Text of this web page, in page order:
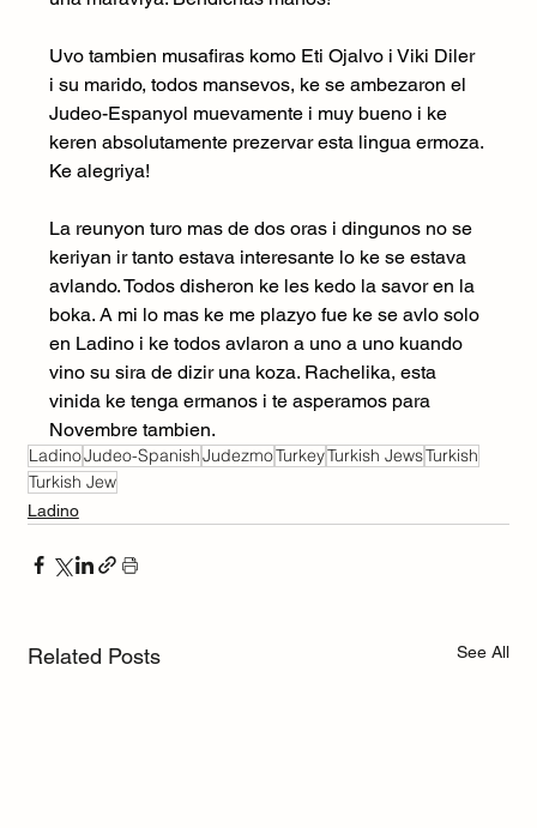
Uvo tambien musafiras komo Eti Ojalvo i Viki Diler
i su marido, todos mansevos, ke se ambezaron el
Judeo-Espanyol muevamente i muy bueno i ke
keren absolutamente prezervar esta lingua ermoza.
Ke alegriya!
La reunyon turo mas de dos oras i dingunos no se
keriyan ir tanto estava interesante lo ke se estava
avlando. Todos disheron ke les kedo la savor en la
boka. A mi lo mas ke me plazyo fue ke se avlo solo
en Ladino i ke todos avlaron a uno a uno kuando
vino su sira de dizir una koza. Rachelika, esta
vinida ke tenga ermanos i te asperamos para
Novembre tambien.
LadinoJudeo-SpanishJudezmoTurkeyTurkish JewsTurkish
Turkish Jew
Ladino
Related Posts See All